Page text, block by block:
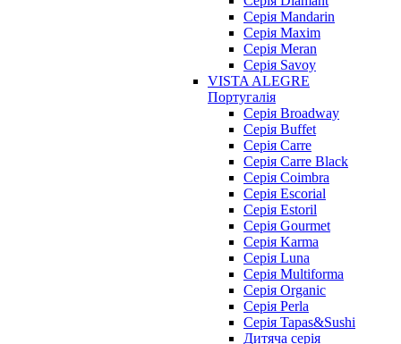
Cерія Mandarin
Cерія Maxim
Серія Meran
Серія Savoy
VISTA ALEGRE
Португалія
Серія Broadway
Серія Buffet
Серія Carre
Серія Carre Black
Серія Coimbra
Серія Escorial
Серія Estoril
Серія Gourmet
Серія Karma
Серія Luna
Серія Multiforma
Серія Organic
Серія Perla
Серія Tapas&Sushi
Дитяча серія